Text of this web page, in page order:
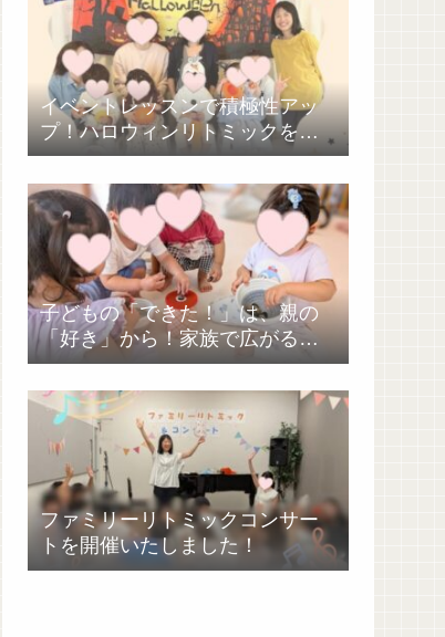
イベントレッスンで積極性アッ
プ！ハロウィンリトミックを開
催しました！
子どもの「できた！」は、親の
「好き」から！家族で広がる幸
せ
ファミリーリトミックコンサー
トを開催いたしました！